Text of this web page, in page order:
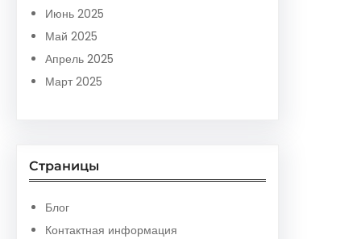
Июнь 2025
Май 2025
Апрель 2025
Март 2025
Страницы
Блог
Контактная информация